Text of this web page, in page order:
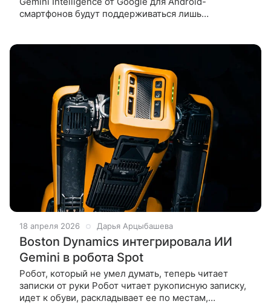
смартфонов будут поддерживаться лишь
18 апреля 2026 Дарья Арцыбашева
Boston Dynamics интегрировала ИИ
Gemini в робота Spot
Робот, который не умел думать, теперь читает
записки от руки Робот читает рукописную записку,
идет к обуви, раскладывает ее по местам,